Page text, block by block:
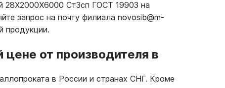
28Х2000Х6000 Ст3сп ГОСТ 19903 на
запрос на почту филиала novosib@m-
продукции.
от производителя в
в России и странах СНГ. Кроме